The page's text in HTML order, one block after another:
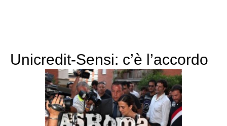
Unicredit-Sensi: c’è l’accordo